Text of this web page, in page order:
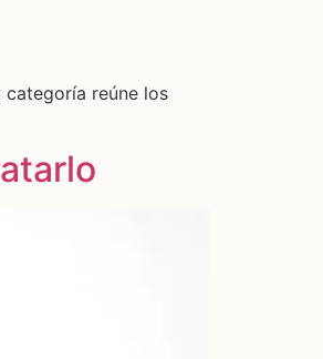
reúne los